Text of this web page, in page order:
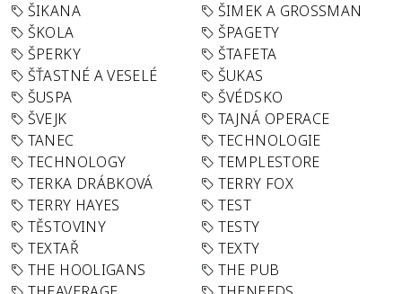
ŠIKANA
ŠIMEK A GROSSMAN
ŠKOLA
ŠPAGETY
ŠPERKY
ŠTAFETA
ŠŤASTNÉ A VESELÉ
ŠUKAS
ŠUSPA
ŠVÉDSKO
ŠVEJK
TAJNÁ OPERACE
TANEC
TECHNOLOGIE
TECHNOLOGY
TEMPLESTORE
TERKA DRÁBKOVÁ
TERRY FOX
TERRY HAYES
TEST
TĚSTOVINY
TESTY
TEXTAŘ
TEXTY
THE HOOLIGANS
THE PUB